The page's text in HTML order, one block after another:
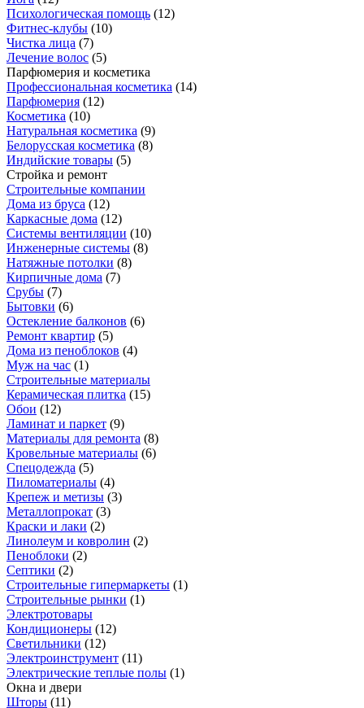
Психологическая помощь (12)
Фитнес-клубы (10)
Чистка лица (7)
Лечение волос (5)
Парфюмерия и косметика
Профессиональная косметика (14)
Парфюмерия (12)
Косметика (10)
Натуральная косметика (9)
Белорусская косметика (8)
Индийские товары (5)
Стройка и ремонт
Строительные компании
Дома из бруса (12)
Каркасные дома (12)
Системы вентиляции (10)
Инженерные системы (8)
Натяжные потолки (8)
Кирпичные дома (7)
Срубы (7)
Бытовки (6)
Остекление балконов (6)
Ремонт квартир (5)
Дома из пеноблоков (4)
Муж на час (1)
Строительные материалы
Керамическая плитка (15)
Обои (12)
Ламинат и паркет (9)
Материалы для ремонта (8)
Кровельные материалы (6)
Спецодежда (5)
Пиломатериалы (4)
Крепеж и метизы (3)
Металлопрокат (3)
Краски и лаки (2)
Линолеум и ковролин (2)
Пеноблоки (2)
Септики (2)
Строительные гипермаркеты (1)
Строительные рынки (1)
Электротовары
Кондиционеры (12)
Светильники (12)
Электроинструмент (11)
Электрические теплые полы (1)
Окна и двери
Шторы (11)